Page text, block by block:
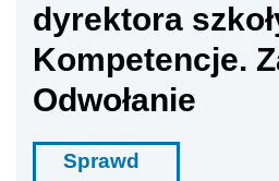
dyrektora
Kompetencje.
Odwołanie
Sprawd